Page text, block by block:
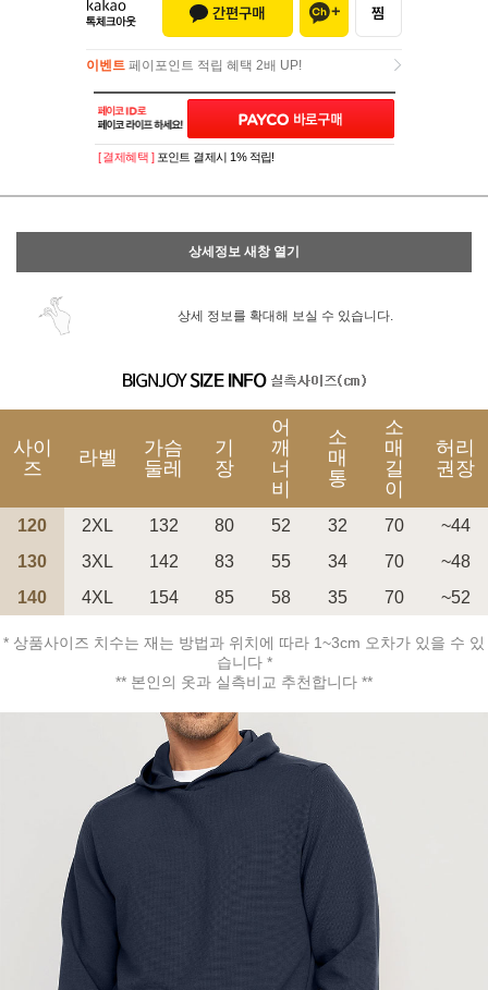
이벤트 페이포인트 적립 혜택 2배 UP!
이벤트페이포인트 적립 혜택 2배 UP!
페이코 ID로 페
PAYCO 바로구매
[ 결제혜택 ] 포인트 결제시 1% 적립!
상세정보 새창 열기
상세 정보를 확대해 보실 수 있습니다.
사이
즈
라벨
가슴
둘레
기
장
어
깨
너
비
소
매
통
소
매
길
이
허리
권장
120 2XL 132 80 52 32 70
~44
130
3XL 142 83 55 34 70
~48
140
4XL 154 85 58 35 70 ~52
* 상품사이즈 치수는 재는 방법과 위치에 따라 1~3cm 오차가 있을 수 있
습니다 *
** 본인의 옷과 실측비교 추천합니다 **